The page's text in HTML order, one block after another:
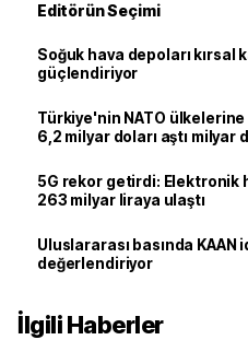
Editörün Seçimi
Soğuk hava depoları kırsal
güçlendiriyor
Türkiye'nin NATO
6,2 milyar doları aştı milyar
5G rekor getirdi: Elektronik
263 milyar liraya ulaştı
Uluslararası basında KAAN
değerlendiriyor
İlgili Haberler